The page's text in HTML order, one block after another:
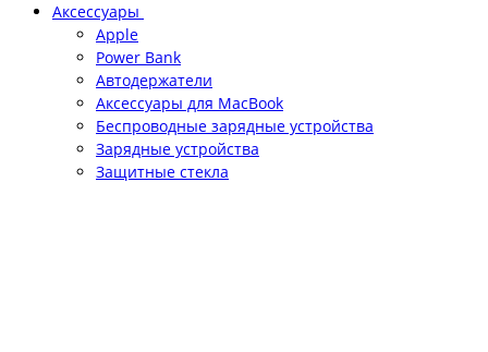
Аксессуары
Apple
Power Bank
Автодержатели
Аксессуары для MacBook
Беспроводные зарядные устройства
Зарядные устройства
Защитные стекла